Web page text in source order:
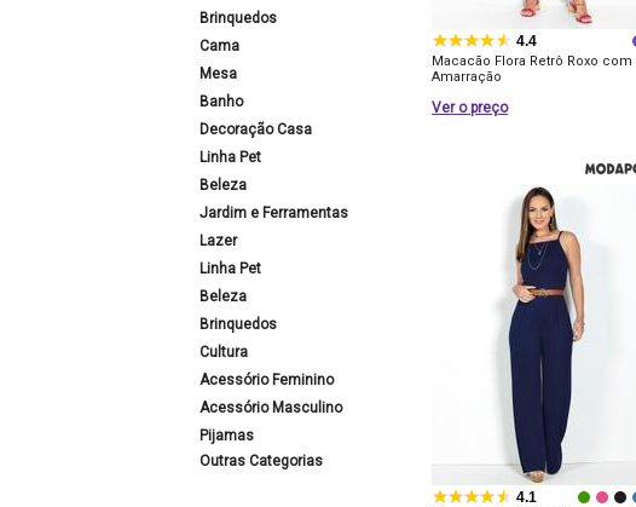
Brinquedos
Cama
Mesa
Banho
Decoração Casa
Linha Pet
Beleza
Jardim e Ferramentas
Lazer
Linha Pet
Beleza
Brinquedos
Cultura
Acessório Feminino
Acessório Masculino
Pijamas
Outras Categorias
4.4
Macacão Flora Retrô Roxo com
Amarração
Ver o preço
4.1